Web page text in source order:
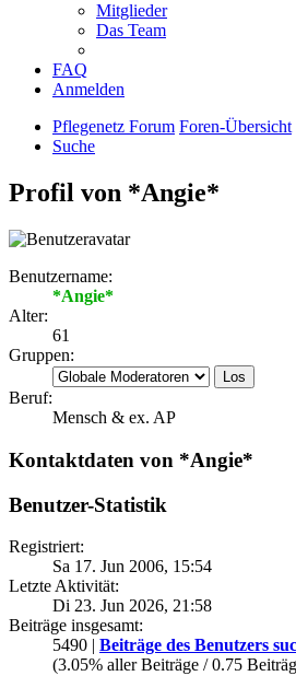
Mitglieder
Das Team
FAQ
Anmelden
Pflegenetz Forum Foren-Übersicht
Suche
Profil von *Angie*
Benutzername:
*Angie*
Alter:
61
Gruppen:
Beruf:
Mensch & ex. AP
Kontaktdaten von *Angie*
Benutzer-Statistik
Registriert:
Sa 17. Jun 2006, 15:54
Letzte Aktivität:
Di 23. Jun 2026, 21:58
Beiträge insgesamt:
5490 | Beiträge des Benutzers
(3.05% aller Beiträge / 0.75